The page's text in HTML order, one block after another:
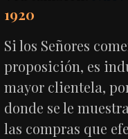
1920
Si los Señores
proposición, es
mayor clientela,
donde se le
las compras que